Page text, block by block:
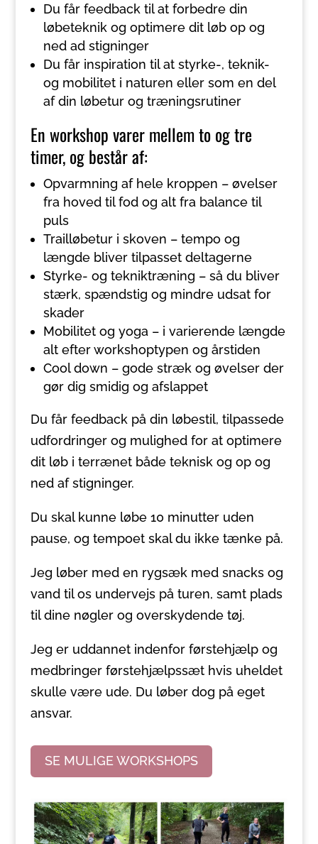
Du får feedback til at forbedre din
løbeteknik og optimere dit løb op og
ned ad stigninger
Du får inspiration til at styrke-, teknik-
og mobilitet i naturen eller som en del
af din løbetur og træningsrutiner
En workshop varer mellem to og tre
timer, og består af:
Opvarmning af hele kroppen – øvelser
fra hoved til fod og alt fra balance til
puls
Trailløbetur i skoven – tempo og
længde bliver tilpasset deltagerne
Styrke- og tekniktræning – så du bliver
stærk, spændstig og mindre udsat for
skader
Mobilitet og yoga – i varierende længde
alt efter workshoptypen og årstiden
Cool down – gode stræk og øvelser der
gør dig smidig og afslappet
Du får feedback på din løbestil, tilpassede
udfordringer og mulighed for at optimere
dit løb i terrænet både teknisk og op og
ned af stigninger.
Du skal kunne løbe 10 minutter uden
pause, og tempoet skal du ikke tænke på.
Jeg løber med en rygsæk med snacks og
vand til os undervejs på turen, samt plads
til dine nøgler og overskydende tøj.
Jeg er uddannet indenfor førstehjælp og
medbringer førstehjælpssæt hvis uheldet
skulle være ude. Du løber dog på eget
ansvar.
SE MULIGE WORKSHOPS